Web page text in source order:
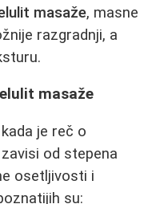
masaže, masne
razgradnji, a
masaže
je reč o
od stepena
osetljivosti i
su: